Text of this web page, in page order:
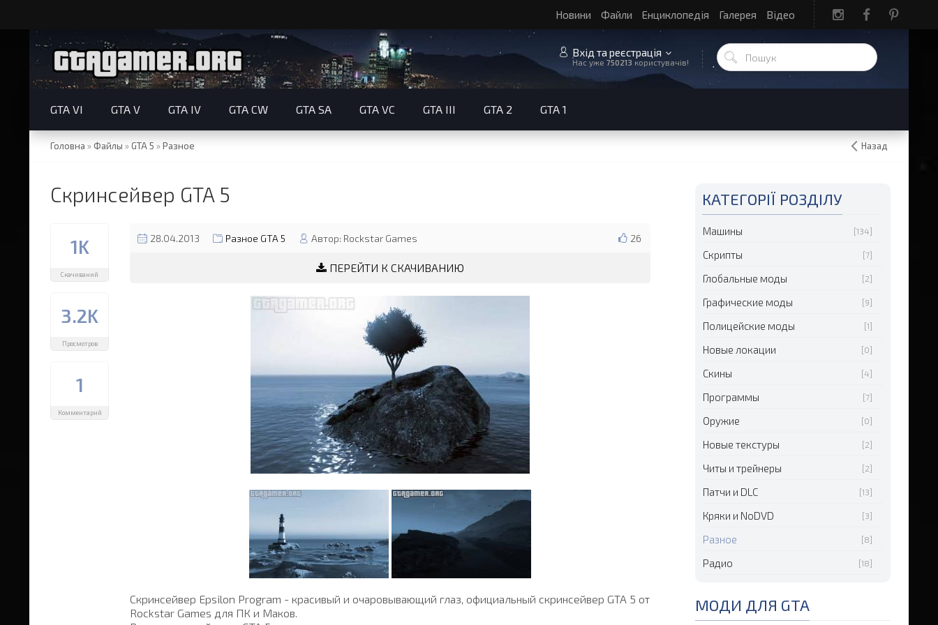
Новини Файли Енциклопедія Галерея Відео
Вхід та реєстрація
Нас уже 750213 користувачів!
GTA VI GTA V GTA IV GTA CW GTA SA GTA VC GTA III GTA 2 GTA 1
Назад
Головна »Файлы »GTA 5 »Разное
Скринсейвер GTA 5
1K
Скачиваний
3.2K
Просмотров
1
Комментарий
26
28.04.2013 Разное GTA 5 Автор: Rockstar Games
ПЕРЕЙТИ К СКАЧИВАНИЮ
Скринсейвер Epsilon Program - красивый и очаровывающий глаз, официальный скринсейвер GTA 5 от
Rockstar Games для ПК и Маков.
КАТЕГОРІЇ РОЗДІЛУ
Машины [134]
Скрипты [7]
Глобальные моды [2]
Графические моды [9]
Полицейские моды [1]
Новые локации [0]
Скины [4]
Программы [7]
Оружие [0]
Новые текстуры [2]
Читы и трейнеры [2]
Патчи и DLC [13]
Кряки и NoDVD [3]
Разное [8]
Радио [18]
МОДИ ДЛЯ GTA